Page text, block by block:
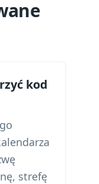
kod
strefę